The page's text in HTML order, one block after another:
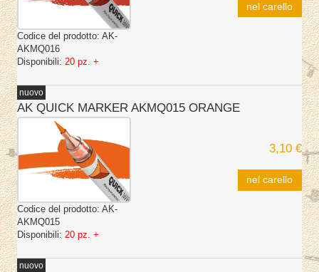
Codice del prodotto: AK-
AKMQ016
Disponibili: 20 pz. +
nel carello
AK QUICK MARKER AKMQ015 ORANGE
Codice del prodotto: AK-
AKMQ015
Disponibili: 20 pz. +
3,10 €
nel carello
nuovo
nuovo